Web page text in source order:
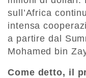
sull’Africa
intensa
a partire dal
Mohamed bin
Come detto, il